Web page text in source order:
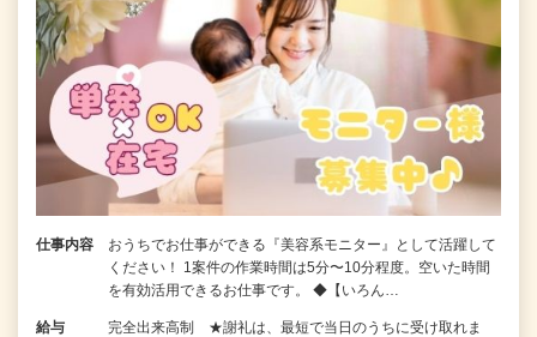
仕事内容
おうちでお仕事ができる『美容系モニター』として活躍して
ください！ 1案件の作業時間は5分〜10分程度。空いた時間
を有効活用できるお仕事です。 ◆【いろん…
給与
完全出来高制 ★謝礼は、最短で当日のうちに受け取れま